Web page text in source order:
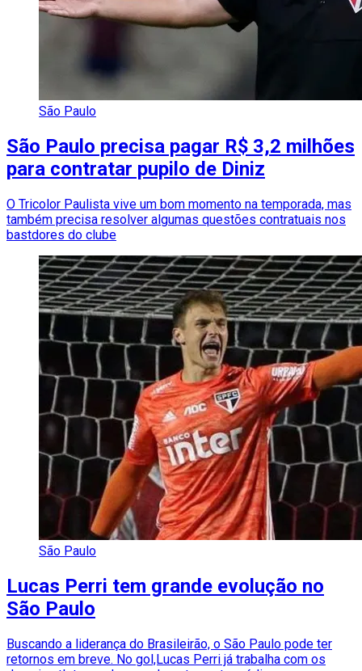
São Paulo
São Paulo precisa pagar R$ 3,2 milhões
para contratar pupilo de Diniz
O Tricolor Paulista vive um bom momento na temporada, mas
também precisa resolver algumas questões contratuais nos
bastdores do clube
São Paulo
Lucas Perri tem grande evolução no
São Paulo
Buscando a liderança do Brasileirão, o São Paulo pode ter
retornos em breve. No gol,Lucas Perri já trabalha com os